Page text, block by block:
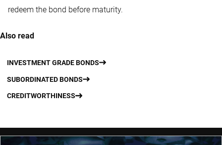
redeem the bond before maturity.
Also read
INVESTMENT GRADE BONDS
SUBORDINATED BONDS
CREDITWORTHINESS